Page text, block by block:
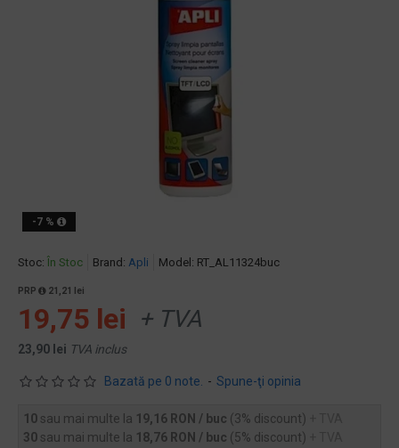
-7 %
Stoc: În Stoc Brand: Apli Model: RT_AL11324buc
Bazată pe 0 note. - Spune-ţi opinia
PRP 21,21 lei
19,75 lei + TVA
23,90 lei TVA inclus
10 sau mai multe la 19,16 RON / buc (3% discount)
30 sau mai multe la 18,76 RON / buc (5% discount)